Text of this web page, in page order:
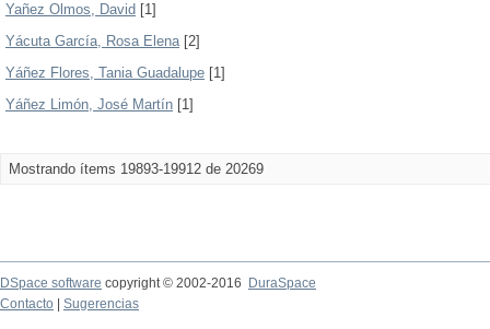
Yañez Olmos, David [1]
Yácuta García, Rosa Elena[2]
Yáñez Flores, Tania Guadalupe [1]
Yáñez Limón, José Martín [1]
Mostrando ítems 19893-19912 de 20269
DSpace software copyright © 2002-2016
DuraSpace
Contacto
Sugerencias